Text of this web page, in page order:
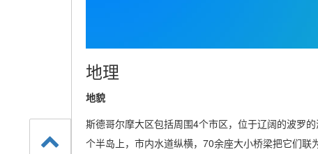
地理
地貌
斯德哥尔摩大区包括周围4个市区，位于辽阔的波罗
个半岛上，市内水道纵横，70余座大小桥梁把它们联